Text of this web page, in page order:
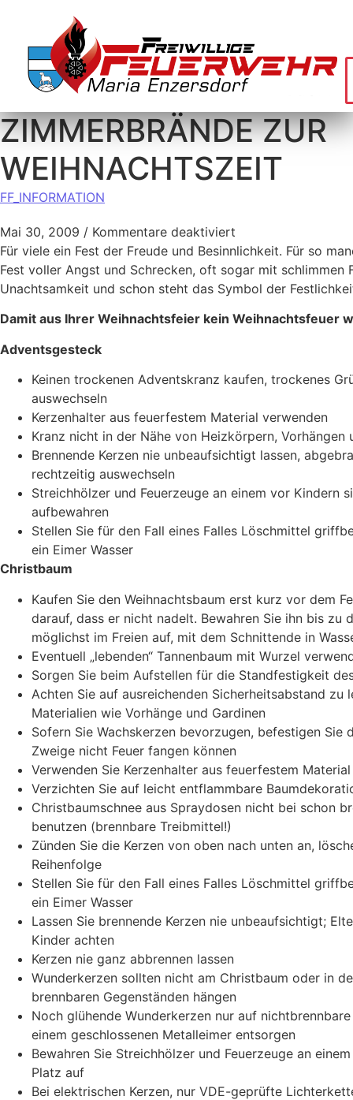
ZIMMERBRÄNDE ZUR
WEIHNACHTSZEIT
FF_INFORMATION
Mai 30, 2009 / Kommentare deaktiviert
Für viele ein Fest der Freude und Besinnlichkeit. Für so
Fest voller Angst und Schrecken, oft sogar mit schlimmen
Unachtsamkeit und schon steht das Symbol der
Damit aus Ihrer Weihnachtsfeier kein Weihnachtsfeuer
Adventsgesteck
Keinen trockenen Adventskranz kaufen, trockenes
auswechseln
Kerzenhalter aus feuerfestem Material verwenden
Kranz nicht in der Nähe von Heizkörpern, Vorhängen
Brennende Kerzen nie unbeaufsichtigt lassen,
rechtzeitig auswechseln
Streichhölzer und Feuerzeuge an einem vor Kindern
aufbewahren
Stellen Sie für den Fall eines Falles Löschmittel
ein Eimer Wasser
Christbaum
Kaufen Sie den Weihnachtsbaum erst kurz vor dem
darauf, dass er nicht nadelt. Bewahren Sie ihn bis zu
möglichst im Freien auf, mit dem Schnittende in
Eventuell „lebenden“ Tannenbaum mit Wurzel
Sorgen Sie beim Aufstellen für die Standfestigkeit
Achten Sie auf ausreichenden Sicherheitsabstand zu
Materialien wie Vorhänge und Gardinen
Sofern Sie Wachskerzen bevorzugen, befestigen Sie
Zweige nicht Feuer fangen können
Verwenden Sie Kerzenhalter aus feuerfestem Material
Verzichten Sie auf leicht entflammbare
Christbaumschnee aus Spraydosen nicht bei schon
benutzen (brennbare Treibmittel!)
Zünden Sie die Kerzen von oben nach unten an,
Reihenfolge
Stellen Sie für den Fall eines Falles Löschmittel
ein Eimer Wasser
Lassen Sie brennende Kerzen nie unbeaufsichtigt;
Kinder achten
Kerzen nie ganz abbrennen lassen
Wunderkerzen sollten nicht am Christbaum oder in
brennbaren Gegenständen hängen
Noch glühende Wunderkerzen nur auf
einem geschlossenen Metalleimer entsorgen
Bewahren Sie Streichhölzer und Feuerzeuge an
Platz auf
Bei elektrischen Kerzen, nur VDE-geprüfte